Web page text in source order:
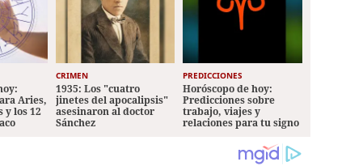
Aries,
y los 12
CRIMEN
1935: Los "cuatro
jinetes del apocalipsis"
asesinaron al doctor
Sánchez
PREDICCIONES
Horóscopo de hoy:
Predicciones sobre
trabajo, viajes y
relaciones para tu signo